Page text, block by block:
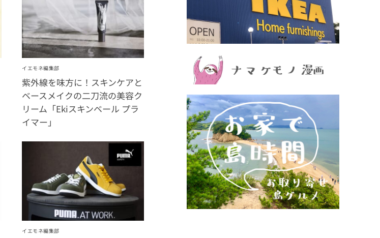
イエモネ編集部
紫外線を味方に！スキンケアと
ベースメイクの二刀流の美容ク
リーム「Ekiスキンベール プラ
イマー」
イエモネ編集部